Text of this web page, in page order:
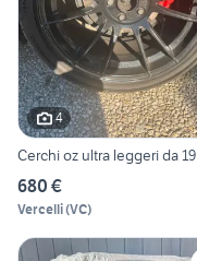
4
Cerchi oz ultra leggeri da 19
680 €
Vercelli(VC)